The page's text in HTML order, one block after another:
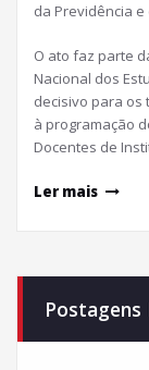
da Previdência e
O ato faz parte
Nacional dos
decisivo para os
à programação
Docentes de
Ler mais
Postagens